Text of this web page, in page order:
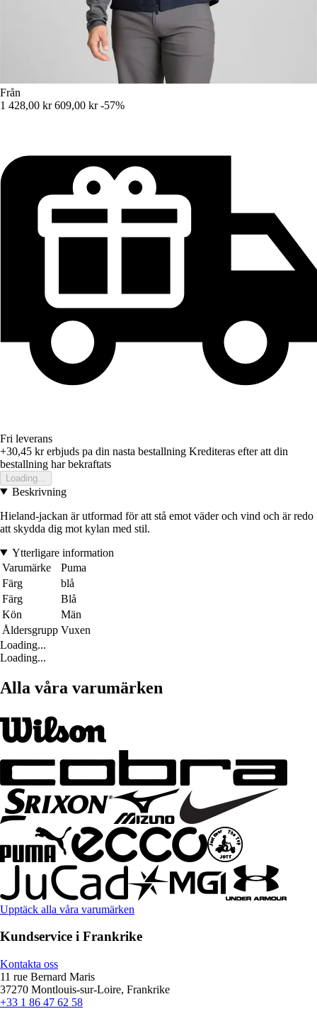
Från
1 428,00 kr 609,00 kr -57%
Fri leverans
+30,45 krerbjuds pa din nasta bestallning Krediteras efter att din
bestallning har bekraftats
Loading...
Beskrivning
Hieland-jackan är utformad för att stå emot väder och vind och är redo
att skydda dig mot kylan med stil.
Ytterligare information
Varumärke
Puma
Färg
blå
Färg
Blå
Kön
Män
Åldersgrupp Vuxen
Loading...
Loading...
Alla våra varumärken
Upptäck alla våra varumärken
Kundservice i Frankrike
Kontakta oss
11 rue Bernard Maris
37270 Montlouis-sur-Loire, Frankrike
+33 1 86 47 62 58